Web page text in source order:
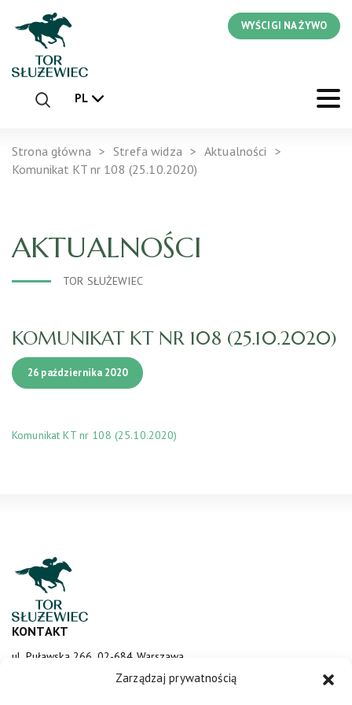
Zarządzaj prywatnością
WYŚCIGI NA ŻYWO
PL
Strona główna Strefa widza
Aktualności
Komunikat KT nr 108 (25.10.2020)
AKTUALNOŚCI
TOR SŁUŻEWIEC
KOMUNIKAT KT NR 108 (25.10.2020)
26 października 2020
Komunikat KT nr 108 (25.10.2020)
KONTAKT
ul. Puławska 266, 02-684 Warszawa
sluzewiec@totalizator.pl